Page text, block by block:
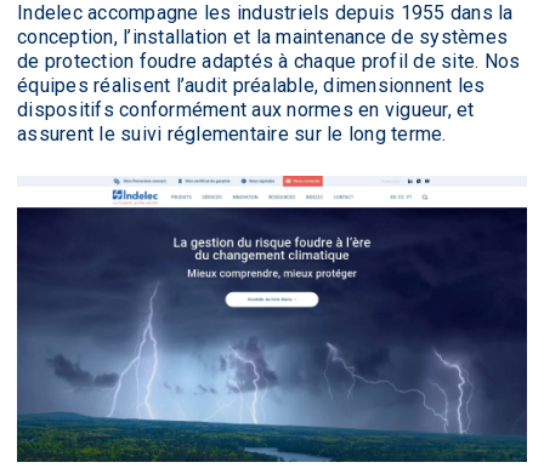
Indelec accompagne les industriels depuis 1955 dans la
conception, l’installation et la maintenance de systèmes
de protection foudre adaptés à chaque profil de site. Nos
équipes réalisent l’audit préalable, dimensionnent les
dispositifs conformément aux normes en vigueur, et
assurent le suivi réglementaire sur le long terme.